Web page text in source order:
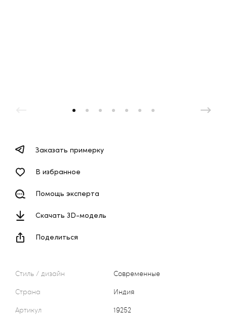
Стиль / дизайн
Современные
Страна
Индия
Артикул
19252
Заказать примерку
В избранное
Помощь эксперта
Скачать 3D-модель
Поделиться